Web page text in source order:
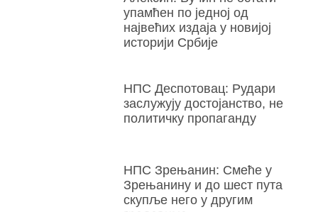
упамћен по једној од
највећих издаја у новијој
историји Србије
НПС Деспотовац: Рудари
заслужују достојанство, не
политичку пропаганду
НПС Зрењанин: Смеће у
Зрењанину и до шест пута
скупље него у другим